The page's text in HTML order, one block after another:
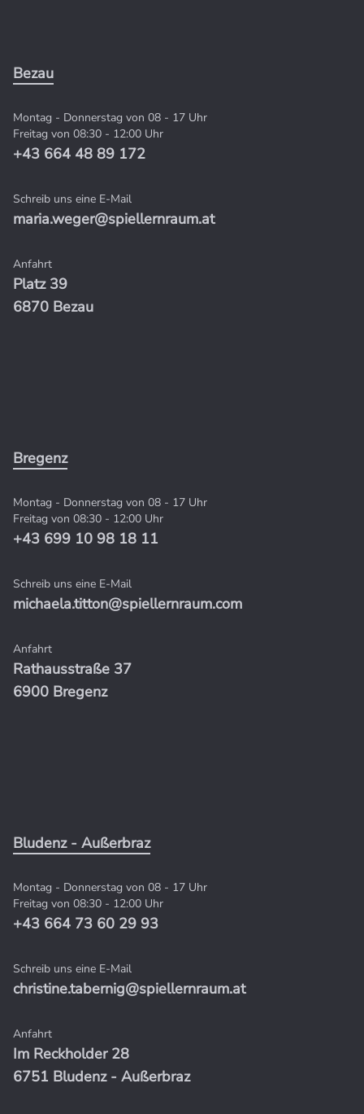
Bezau
Montag - Donnerstag von 08 - 17 Uhr
Freitag von 08:30 - 12:00 Uhr
+43 664 48 89 172
Schreib uns eine E-Mail
maria.weger@spiellernraum.at
Anfahrt
Platz 39
6870 Bezau
Bregenz
Montag - Donnerstag von 08 - 17 Uhr
Freitag von 08:30 - 12:00 Uhr
+43 699 10 98 18 11
Schreib uns eine E-Mail
michaela.titton@spiellernraum.com
Anfahrt
Rathausstraße 37
6900 Bregenz
Bludenz - Außerbraz
Montag - Donnerstag von 08 - 17 Uhr
Freitag von 08:30 - 12:00 Uhr
+43 664 73 60 29 93
Schreib uns eine E-Mail
christine.tabernig@spiellernraum.at
Anfahrt
Im Reckholder 28
6751 Bludenz - Außerbraz